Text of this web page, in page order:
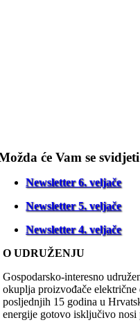
će Vam se svidjeti
Newsletter 6. veljače
Newsletter 5. veljače
Newsletter 4. veljače
O UDRUŽENJU
Gospodarsko-interesno
okuplja proizvođače
posljednjih 15 godina u
energije gotovo isključivo nosi